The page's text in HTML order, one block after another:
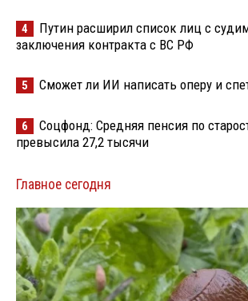
4
Путин расширил список лиц с
заключения контракта с ВС РФ
5 Сможет ли ИИ написать оперу и
6
Соцфонд: Средняя пенсия по
превысила 27,2 тысячи
Главное сегодня